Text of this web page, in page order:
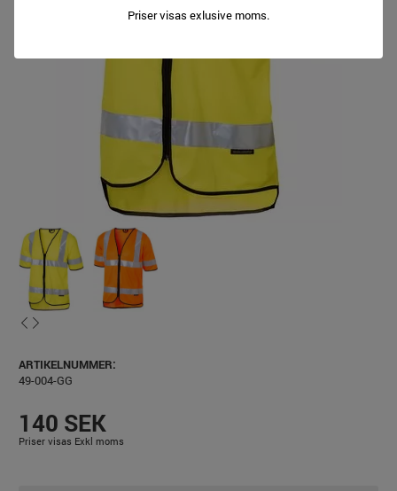
ARTIKELNUMMER:
49-004-GG
140 SEK
Priser visas Exkl moms
Priser visas exlusive moms.